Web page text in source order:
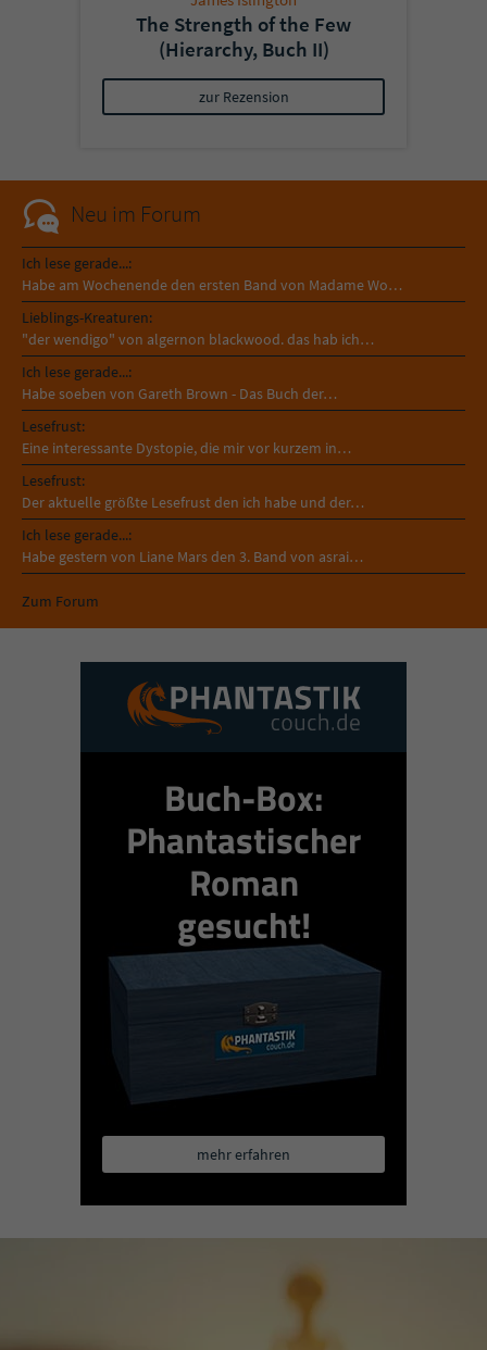
The Strength of the Few
(Hierarchy, Buch II)
zur Rezension
Neu im Forum
Ich lese gerade...:
Habe am Wochenende den ersten Band von Madame Wo…
Lieblings-Kreaturen:
"der wendigo" von algernon blackwood. das hab ich…
Ich lese gerade...:
Habe soeben von Gareth Brown - Das Buch der…
Lesefrust:
Eine interessante Dystopie, die mir vor kurzem in…
Lesefrust:
Der aktuelle größte Lesefrust den ich habe und der…
Ich lese gerade...:
Habe gestern von Liane Mars den 3. Band von asrai…
Zum Forum
Buch-Box:
Phantastischer
Roman
gesucht!
mehr erfahren